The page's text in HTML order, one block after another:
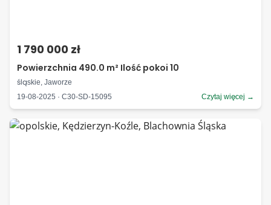
1 790 000 zł
Powierzchnia 490.0 m² Ilość pokoi 10
śląskie, Jaworze
19-08-2025 · C30-SD-15095
Czytaj więcej →